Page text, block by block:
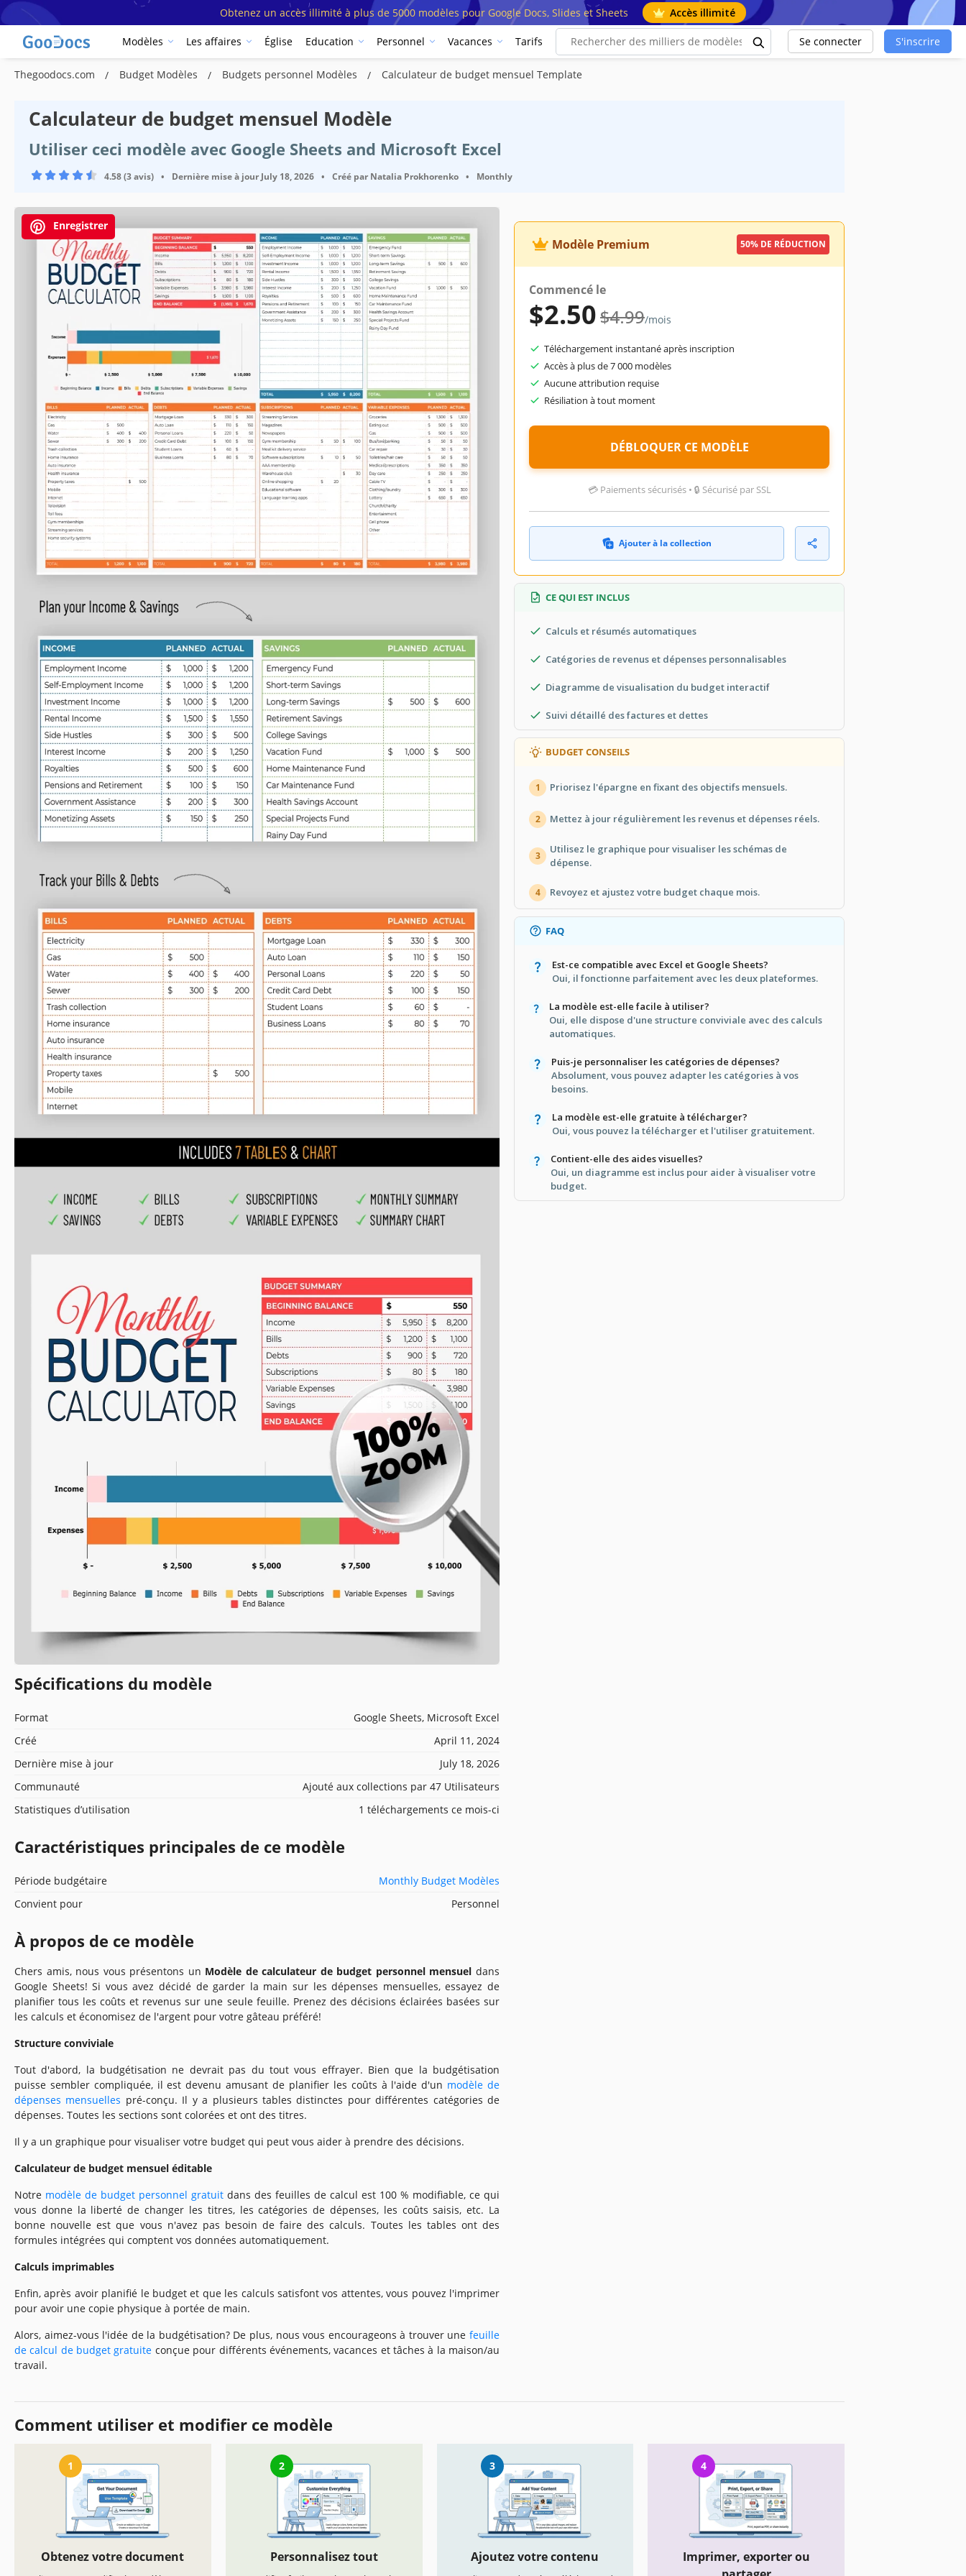
Obtenez un accès illimité à plus de 5000 modèles pour Google Docs, Slides et Sheets Accès illimité
Modèles Les affaires Église Education Personnel Vacances Tarifs Se connecter S'inscrire
Thegoodocs.com Budget Modèles Budgets personnel Modèles Calculateur de budget mensuel Template
Calculateur de budget mensuel Modèle
Utiliser ceci modèle avec Google Sheets and Microsoft Excel
4.58 (3 avis) • Dernière mise à jour July 18, 2026 • Créé par Natalia Prokhorenko • Monthly
Enregistrer
Spécifications du modèle
Format
Google Sheets, Microsoft Excel
Créé
April 11, 2024
Dernière mise à jour
July 18, 2026
Communauté
Ajouté aux collections par 47 Utilisateurs
Statistiques d’utilisation
1 téléchargements ce mois-ci
Caractéristiques principales de ce modèle
Période budgétaire
Monthly Budget Modèles
Convient pour
Personnel
À propos de ce modèle
Chers amis, nous vous présentons un Modèle de calculateur de budget personnel mensuel dans
Google Sheets! Si vous avez décidé de garder la main sur les dépenses mensuelles, essayez de
planifier tous les coûts et revenus sur une seule feuille. Prenez des décisions éclairées basées sur
les calculs et économisez de l'argent pour votre gâteau préféré!
Structure conviviale
Tout d'abord, la budgétisation ne devrait pas du tout vous effrayer. Bien que la budgétisation
puisse sembler compliquée, il est devenu amusant de planifier les coûts à l'aide d'un modèle de
dépenses mensuelles pré-conçu. Il y a plusieurs tables distinctes pour différentes catégories de
dépenses. Toutes les sections sont colorées et ont des titres.
Il y a un graphique pour visualiser votre budget qui peut vous aider à prendre des décisions.
Calculateur de budget mensuel éditable
Notre modèle de budget personnel gratuit dans des feuilles de calcul est 100 % modifiable, ce qui
vous donne la liberté de changer les titres, les catégories de dépenses, les coûts saisis, etc. La
bonne nouvelle est que vous n'avez pas besoin de faire des calculs. Toutes les tables ont des
formules intégrées qui comptent vos données automatiquement.
Calculs imprimables
Enfin, après avoir planifié le budget et que les calculs satisfont vos attentes, vous pouvez l'imprimer
pour avoir une copie physique à portée de main.
Alors, aimez-vous l'idée de la budgétisation? De plus, nous vous encourageons à trouver une feuille
de calcul de budget gratuite conçue pour différents événements, vacances et tâches à la maison/au
travail.
Modèle Premium 50% DE RÉDUCTION
Commencé le
$2.50$4.99/mois
Téléchargement instantané après inscription
Accès à plus de 7 000 modèles
Aucune attribution requise
Résiliation à tout moment
DÉBLOQUER CE MODÈLE
💳 Paiements sécurisés • 🔒 Sécurisé par SSL
Ajouter à la collection
CE QUI EST INCLUS
Calculs et résumés automatiques
Catégories de revenus et dépenses personnalisables
Diagramme de visualisation du budget interactif
Suivi détaillé des factures et dettes
BUDGET CONSEILS
1 Priorisez l'épargne en fixant des objectifs mensuels.
2 Mettez à jour régulièrement les revenus et dépenses réels.
3
Utilisez le graphique pour visualiser les schémas de
dépense.
4 Revoyez et ajustez votre budget chaque mois.
FAQ
Est-ce compatible avec Excel et Google Sheets?
Oui, il fonctionne parfaitement avec les deux plateformes.
La modèle est-elle facile à utiliser?
Oui, elle dispose d'une structure conviviale avec des calculs
automatiques.
Puis-je personnaliser les catégories de dépenses?
Absolument, vous pouvez adapter les catégories à vos
besoins.
La modèle est-elle gratuite à télécharger?
Oui, vous pouvez la télécharger et l'utiliser gratuitement.
Contient-elle des aides visuelles?
Oui, un diagramme est inclus pour aider à visualiser votre
budget.
Comment utiliser et modifier ce modèle
1
Obtenez votre document
2
Personnalisez tout
3
Ajoutez votre contenu
4
Imprimer, exporter ou